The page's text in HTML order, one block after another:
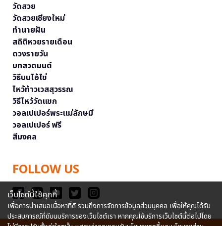
วัดสวย
วัดสวยเชียงใหม่
ทำนายฝัน
สถิติหวยรายเดือน
ดวงรายวัน
บทสวดมนต์
วิธีบนไอ้ไข่
ไหว้ท้าวเวสสุวรรณ
วิธีไหว้วัดแขก
วอลเปเปอร์พระแม่ลักษมี
วอลเปเปอร์ ฟรี
สีมงคล
FOLLOW US
เว็บไซต์นี้ใช้คุกกี้
เพื่อการนำเสนอเนื้อหาที่ดี รวมถึงการจัดการข้อมูลส่วนบุคคล เพื่อให้คุณได้รับ
ประสบการณ์ที่ดีบนบริการของเว็บไซต์เรา หากคุณใช้บริการเว็บไซต์นี้ต่อไปโดย